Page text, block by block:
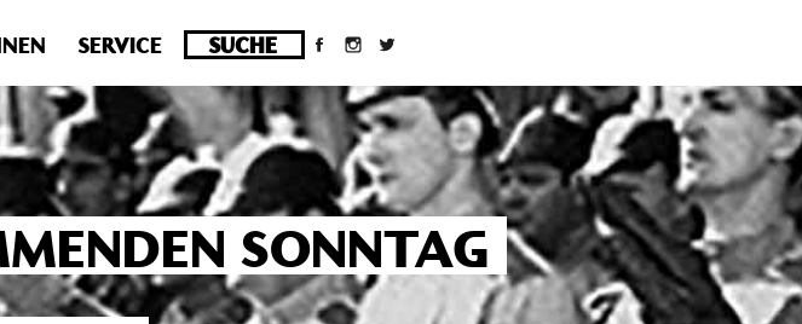
in /homepages/10/d43051023/htdocs/wordpress/wp-
SERVICE
SONNTAG